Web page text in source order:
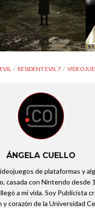
RESIDENT EVIL 7
ÁNGELA CUELLO
de plataformas y
casada con Nintendo desde
a mi vida. Soy Publicista
y corazón de la Universidad